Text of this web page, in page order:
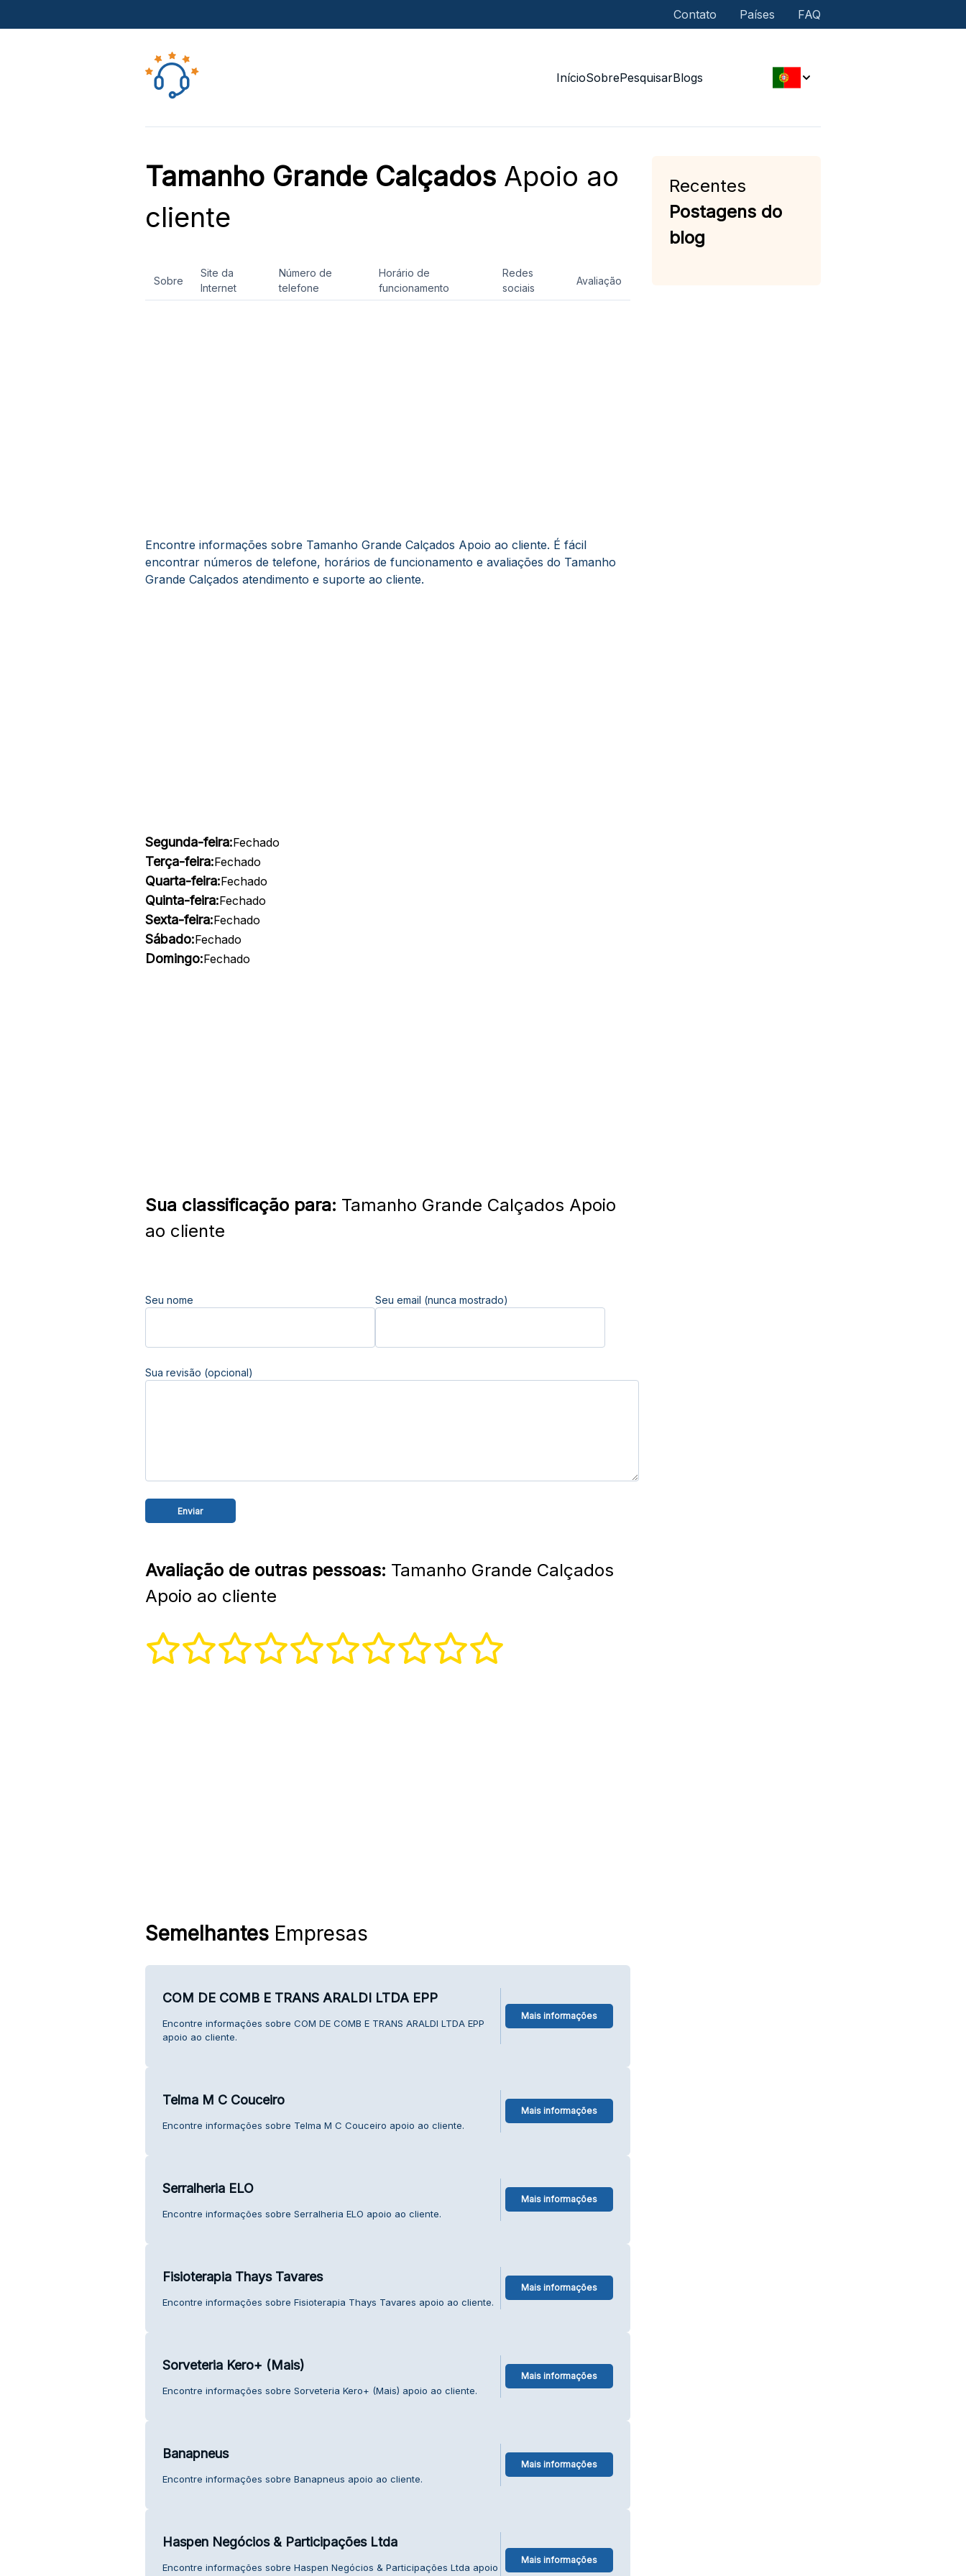
Contato Países FAQ
InícioSobrePesquisarBlogs
Tamanho Grande CalçadosApoio ao
cliente
Sobre
Site da
Internet
Número de
telefone
Horário de
funcionamento
Redes
sociais
Avaliação
Encontre informações sobre Tamanho Grande Calçados Apoio ao cliente. É fácil
encontrar números de telefone, horários de funcionamento e avaliações do Tamanho
Grande Calçados atendimento e suporte ao cliente.
Segunda-feira:Fechado
Terça-feira:Fechado
Quarta-feira:Fechado
Quinta-feira:Fechado
Sexta-feira:Fechado
Sábado:Fechado
Domingo:Fechado
Sua classificação para: Tamanho Grande Calçados Apoio
ao cliente
Seu nome Seu email (nunca mostrado)
Sua revisão (opcional)
Avaliação de outras pessoas: Tamanho Grande Calçados
Apoio ao cliente
SemelhantesEmpresas
COM DE COMB E TRANS ARALDI LTDA EPP
Encontre informações sobre COM DE COMB E TRANS ARALDI LTDA EPP
apoio ao cliente.
Mais informações
Telma M C Couceiro
Encontre informações sobre Telma M C Couceiro apoio ao cliente.
Mais informações
Serralheria ELO
Encontre informações sobre Serralheria ELO apoio ao cliente.
Mais informações
Fisioterapia Thays Tavares
Encontre informações sobre Fisioterapia Thays Tavares apoio ao cliente.
Mais informações
Sorveteria Kero+ (Mais)
Encontre informações sobre Sorveteria Kero+ (Mais) apoio ao cliente.
Mais informações
Banapneus
Encontre informações sobre Banapneus apoio ao cliente.
Mais informações
Haspen Negócios & Participações Ltda
Encontre informações sobre Haspen Negócios & Participações Ltda apoio
Mais informações
Recentes
Postagens do
blog